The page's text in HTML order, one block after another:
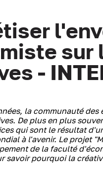
-
la communauté
De plus en plus
qui sont le résultat
à l'avenir. Le projet
de la faculté
savoir pourquoi la